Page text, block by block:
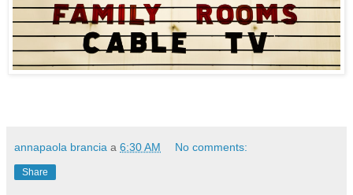
annapaola brancia a 6:30 AM No comments:
Share